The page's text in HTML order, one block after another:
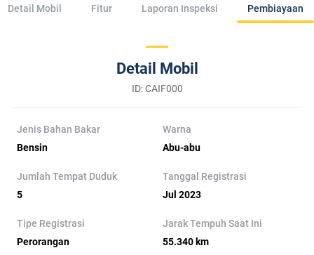
Detail Mobil Fitur Laporan Inspeksi Pembiayaan
Detail Mobil
ID: CAIF000
Jenis Bahan Bakar
Bensin
Warna
Abu-abu
Jumlah Tempat Duduk
5
Tanggal Registrasi
Jul 2023
Tipe Registrasi
Perorangan
Jarak Tempuh Saat Ini
55.340 km